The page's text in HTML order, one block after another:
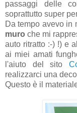
passaggi delle
soprattutto super
Da tempo avevo in
muro che mi
auto ritratto :-) !) e
ai miei amati
l'aiuto del sito
realizzarci una
Questo è il